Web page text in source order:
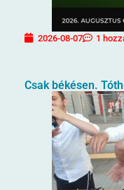
2026-08-07 1
Csak békésen.